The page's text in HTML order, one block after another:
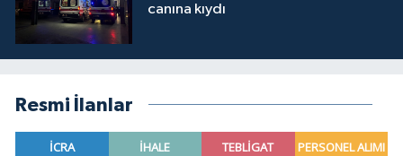
canına kıydı
Resmi İlanlar